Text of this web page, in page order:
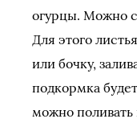
огурцы. Можно
Для этого
или бочку,
подкормка
можно поливать